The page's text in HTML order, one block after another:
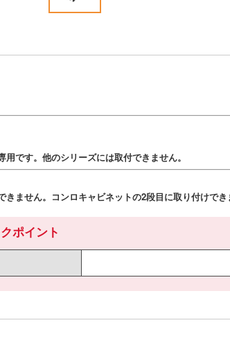
です。他のシリーズには取付できません。
ません。コンロキャビネットの2段目に取り付けでき
ポイント